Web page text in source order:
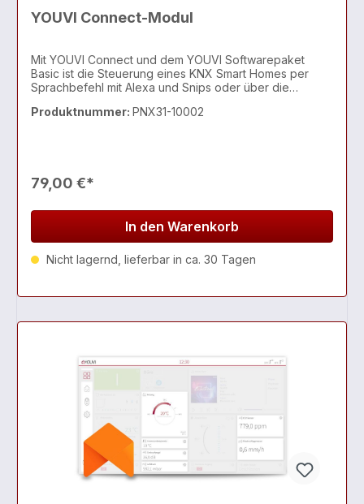
YOUVI Connect-Modul
Mit YOUVI Connect und dem YOUVI Softwarepaket
Basic ist die Steuerung eines KNX Smart Homes per
Sprachbefehl mit Alexa und Snips oder über die
möglich. Über einen Amazon-Echo-Lautsprecher oder
Produktnummer: PNX31-10002
79,00 €*
In den Warenkorb
Nicht lagernd, lieferbar in ca. 30 Tagen